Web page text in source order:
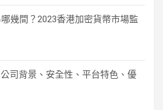
幾間？2023香港加密貨幣市場監
司背景、安全性、平台特色、優